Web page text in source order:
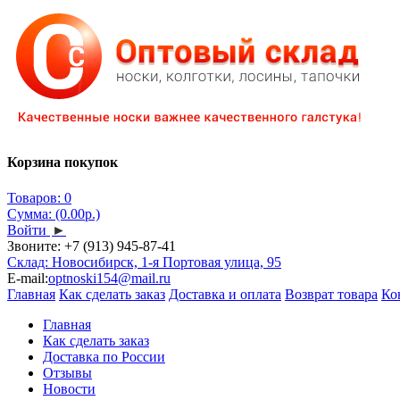
Корзина покупок
Товаров: 0
Сумма: (0.00р.)
Войти ►
Звоните: +7 (913) 945-87-41
Склад: Новосибирск, 1-я Портовая улица, 95
E-mail:optnoski154@mail.ru
Главная Как сделать заказ Доставка и оплата Возврат товара
Главная
Как сделать заказ
Доставка по России
Отзывы
Новости